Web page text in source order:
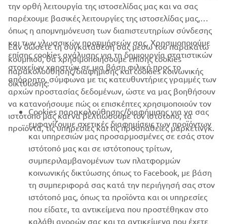
ΕΤΑΙΡΕΊΑ
B2B
ΠΕΡΙΣΣΌΤΕΡΑ YAMAHA
SUPPORT
ΕΝΗΜΕΡΩΤΙΚΟ ΔΕΛΤΙΟ
Γίνετε ο πρώτος που θα μάθετε για τις τελευταίες προσφορές, τις
ειδικές εκδηλώσεις, τις νέες κυκλοφορίες και πολλά άλλα
την ορθή λειτουργία της ιστοσελίδας μας και να σας
παρέχουμε βασικές λειτουργίες της ιστοσελίδας μας,
όπως η απομνημόνευση των διαπιστευτηρίων σύνδεσης
και των γλωσσικών προτιμήσεών σας. Χρησιμοποιούμε
επίσης cookies ανάλυσης για τη δημιουργία στατιστικών
στοιχείων χρηστών σε μια βάση φιλική προς το
απόρρητο, σύμφωνα με τις κατευθυντήριες γραμμές των
αρχών προστασίας δεδομένων, ώστε να μας βοηθήσουν
να κατανοήσουμε πώς οι επισκέπτες χρησιμοποιούν τον
ιστότοπό μας και να βελτιώσουμε τον ιστότοπο, τα
προϊόντα, τις υπηρεσίες και τις προσπάθειες μάρκετινγκ.
Εάν δώσετε τη συγκατάθεσή σας μέσω του παρακάτω
κουμπιού, θα χρησιμοποιήσουμε επίσης cookies
παρακολούθησης/διαφήμισης και cookies κοινωνικής
δικτύωσης:
Cookies παρακολούθησης/διαφήμισης για να σας
εμφανίζουμε σχετικές διαφημίσεις των προϊόντων
και υπηρεσιών μας προσαρμοσμένες σε εσάς στον
ιστότοπό μας και σε ιστότοπους τρίτων,
συμπεριλαμβανομένων των πλατφορμών
κοινωνικής δικτύωσης όπως το Facebook, με βάση
τη συμπεριφορά σας κατά την περιήγησή σας στον
ιστότοπό μας, όπως τα προϊόντα και οι υπηρεσίες
που είδατε, τα αντικείμενα που προστέθηκαν στο
καλάθι αγορών σας και τα αντικείμενα που έχετε